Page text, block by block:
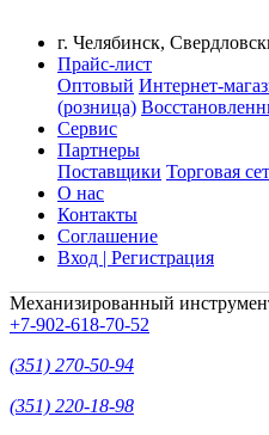
г. Челябинск,
Прайс-лист
Оптовый Интернет-
(розница)
Сервис
Партнеры
Поставщики Торговая
О нас
Контакты
Соглашение
Вход | Регистрация
Механизированный
+7-902-618-70-52
(351) 270-50-94
(351) 220-18-98